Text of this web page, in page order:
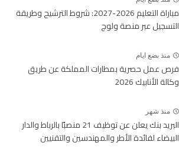
مباراة التعليم 2026-2027: شروط الترشيح وطريقة
التسجيل عبر منصة ولوج
منذ بضع ايام
فرص عمل حصرية بمطارات المملكة عن طريق
وكالة الأنابيك 2026
منذ شهر
البريد بنك يعلن عن توظيف 21 منصبًا بالرباط والدار
البيضاء لفائدة الأطر والمهندسين والتقنيين